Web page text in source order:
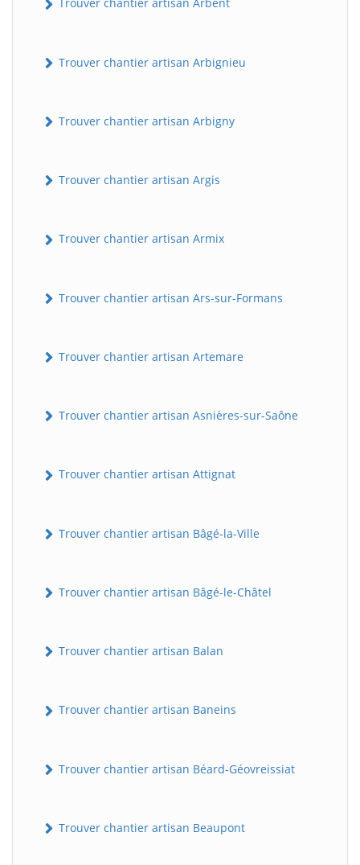
Trouver chantier artisan Arbignieu
Trouver chantier artisan Arbigny
Trouver chantier artisan Argis
Trouver chantier artisan Armix
Trouver chantier artisan Ars-sur-Formans
Trouver chantier artisan Artemare
Trouver chantier artisan Asnières-sur-Saône
Trouver chantier artisan Attignat
Trouver chantier artisan Bâgé-la-Ville
Trouver chantier artisan Bâgé-le-Châtel
Trouver chantier artisan Balan
Trouver chantier artisan Baneins
Trouver chantier artisan Béard-Géovreissiat
Trouver chantier artisan Beaupont